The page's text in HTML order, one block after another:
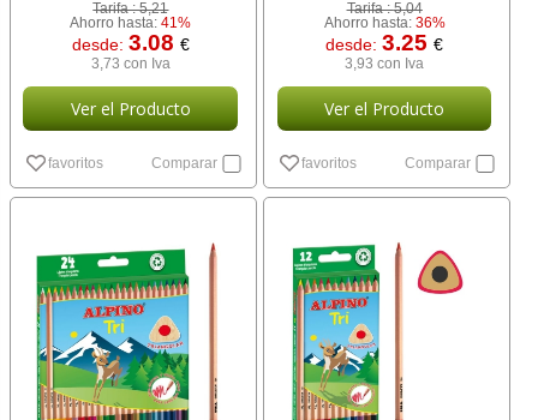
Tarifa :5,21
Ahorro hasta:41%
desde: 3.08 €
3,73 con Iva
Ver el Producto
favoritos Comparar
Tarifa :5,04
Ahorro hasta: 36%
desde:3.25€
3,93 con Iva
Ver el Producto
favoritos Comparar